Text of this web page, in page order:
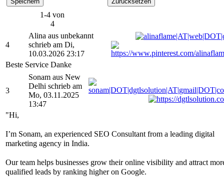
1-4 von
4
4
Alina aus unbekannt
schrieb am Di,
10.03.2026 23:17
Beste Service Danke
3
Sonam aus New
Delhi schrieb am
Mo, 03.11.2025
13:47
"Hi,
I’m Sonam, an experienced SEO Consultant from a leading digital
marketing agency in India.
Our team helps businesses grow their online visibility and attract
qualified leads by ranking higher on Google.